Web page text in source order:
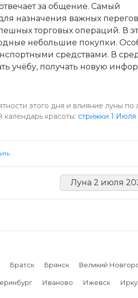
за общение. Самый
назначения важных
торговых операций. В
небольшие покупки.
средствами. В
учёбу, получать новую
этого дня и влияние луны по
красоты: стрижки 1 Июля
Луна 2 июля
Братск Брянск Великий
Иваново Ижевск